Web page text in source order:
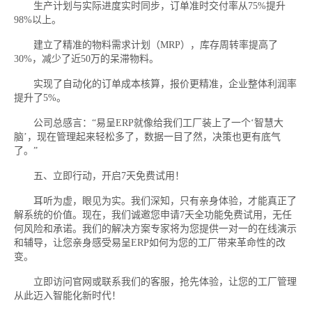
生产计划与实际进度实时同步，订单准时交付率从75%提升
98%以上。
建立了精准的物料需求计划（MRP），库存周转率提高了
30%，减少了近50万的呆滞物料。
实现了自动化的订单成本核算，报价更精准，企业整体利润率
提升了5%。
公司总感言：“易呈ERP就像给我们工厂装上了一个‘智慧大
脑’，现在管理起来轻松多了，数据一目了然，决策也更有底气
了。”
五、立即行动，开启7天免费试用！
耳听为虚，眼见为实。我们深知，只有亲身体验，才能真正了
解系统的价值。现在，我们诚邀您申请7天全功能免费试用，无任
何风险和承诺。我们的解决方案专家将为您提供一对一的在线演示
和辅导，让您亲身感受易呈ERP如何为您的工厂带来革命性的改
变。
立即访问官网或联系我们的客服，抢先体验，让您的工厂管理
从此迈入智能化新时代！